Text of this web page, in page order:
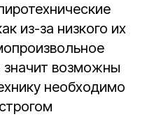
из-за низкого их
значит возможны
необходимо